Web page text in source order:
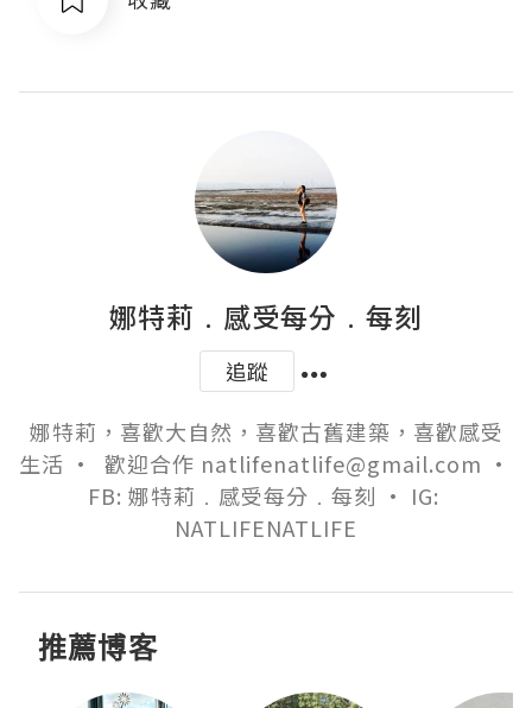
娜特莉﹒感受每分﹒每刻
追蹤
娜特莉，喜歡大自然，喜歡古舊建築，喜歡感受
生活 •  歡迎合作 natlifenatlife@gmail.com •
FB: 娜特莉﹒感受每分﹒每刻 • IG:
NATLIFENATLIFE
推薦博客